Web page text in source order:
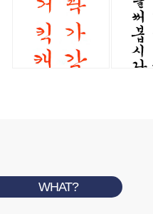
WHAT?